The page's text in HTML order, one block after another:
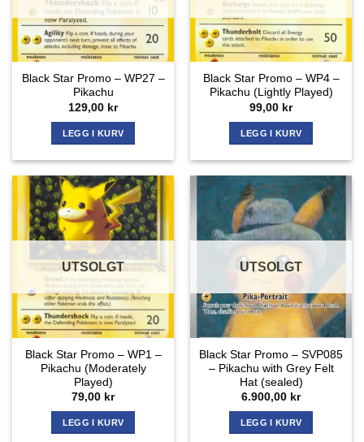
Black Star Promo – WP27 –
Pikachu
129,00 kr
LEGG I KURV
Black Star Promo – WP4 –
Pikachu (Lightly Played)
99,00 kr
LEGG I KURV
UTSOLGT
Black Star Promo – WP1 –
Pikachu (Moderately
Played)
79,00 kr
LEGG I KURV
UTSOLGT
Black Star Promo – SVP085
– Pikachu with Grey Felt
Hat (sealed)
6.900,00 kr
LEGG I KURV